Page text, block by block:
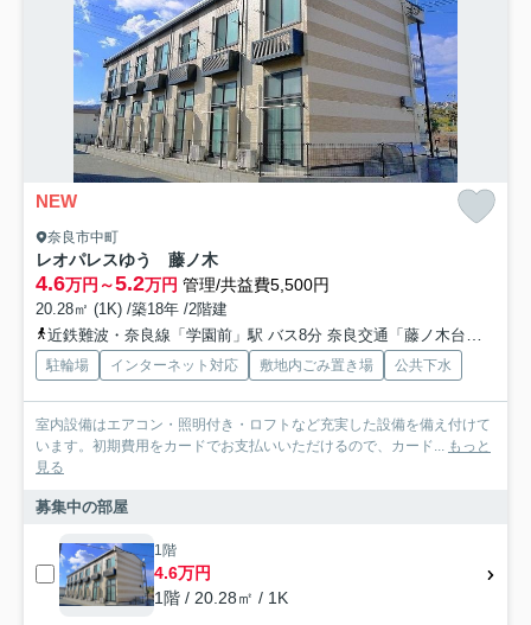
NEW
奈良市中町
レオパレスゆう 藤ノ木
4.6万円～5.2万円 管理/共益費5,500円
20.28㎡ (1K) /築18年 /2階建
近鉄難波・奈良線「学園前」駅 バス8分 奈良交通「藤ノ木台１丁目」 停歩10分
駐輪場 インターネット対応 敷地内ごみ置き場 公共下水
室内設備はエアコン・照明付き・ロフトなど充実した設備を備え付けて
います。初期費用をカードでお支払いいただけるので、カード...
もっと
見る
募集中の部屋
1階
4.6万円
1階 / 20.28㎡ / 1K